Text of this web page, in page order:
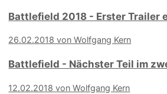
Battlefield 2018 - Erster Trailer
26.02.2018 von Wolfgang Kern
Battlefield - Nächster Teil im
12.02.2018 von Wolfgang Kern